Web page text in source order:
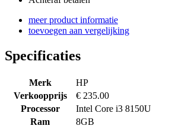
meer product informatie
toevoegen aan vergelijking
Specificaties
Merk
HP
Verkoopprijs
€ 235.00
Processor
Intel Core i3 8150U
Ram
8GB